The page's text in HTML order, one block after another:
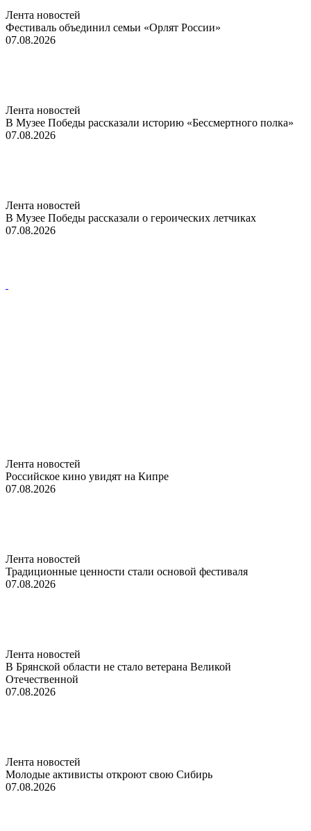
Лента новостей
Фестиваль объединил семьи «Орлят России»
07.08.2026
Лента новостей
В Музее Победы рассказали историю «Бессмертного полка»
07.08.2026
Лента новостей
В Музее Победы рассказали о героических летчиках
07.08.2026
Лента новостей
Российское кино увидят на Кипре
07.08.2026
Лента новостей
Традиционные ценности стали основой фестиваля
07.08.2026
Лента новостей
В Брянской области не стало ветерана Великой
Отечественной
07.08.2026
Лента новостей
Молодые активисты откроют свою Сибирь
07.08.2026